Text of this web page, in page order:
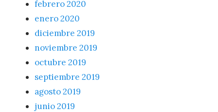
febrero 2020
enero 2020
diciembre 2019
noviembre 2019
octubre 2019
septiembre 2019
agosto 2019
junio 2019